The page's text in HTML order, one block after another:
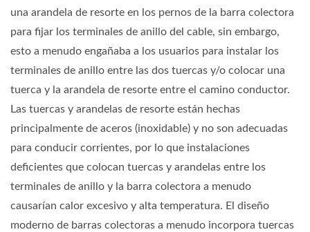
una arandela de resorte en los pernos de la barra colectora
para fijar los terminales de anillo del cable, sin embargo,
esto a menudo engañaba a los usuarios para instalar los
terminales de anillo entre las dos tuercas y/o colocar una
tuerca y la arandela de resorte entre el camino conductor.
Las tuercas y arandelas de resorte están hechas
principalmente de aceros (inoxidable) y no son adecuadas
para conducir corrientes, por lo que instalaciones
deficientes que colocan tuercas y arandelas entre los
terminales de anillo y la barra colectora a menudo
causarían calor excesivo y alta temperatura. El diseño
moderno de barras colectoras a menudo incorpora tuercas